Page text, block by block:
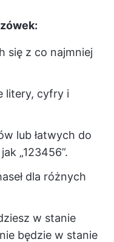
się z co najmniej
litery, cyfry i
lub łatwych do
„123456”.
dla różnych
w stanie
będzie w stanie